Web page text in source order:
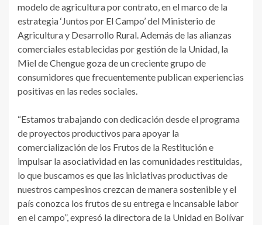
modelo de agricultura por contrato, en el marco de la
estrategia ‘Juntos por El Campo’ del Ministerio de
Agricultura y Desarrollo Rural. Además de las alianzas
comerciales establecidas por gestión de la Unidad, la
Miel de Chengue goza de un creciente grupo de
consumidores que frecuentemente publican experiencias
positivas en las redes sociales.
“Estamos trabajando con dedicación desde el programa
de proyectos productivos para apoyar la
comercialización de los Frutos de la Restitución e
impulsar la asociatividad en las comunidades restituidas,
lo que buscamos es que las iniciativas productivas de
nuestros campesinos crezcan de manera sostenible y el
país conozca los frutos de su entrega e incansable labor
en el campo”, expresó la directora de la Unidad en Bolívar